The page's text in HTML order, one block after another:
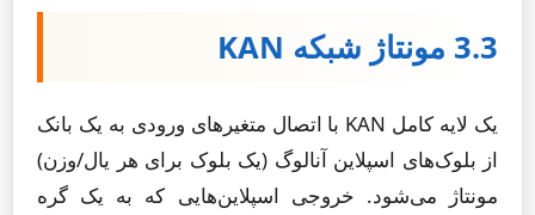
3.3 مونتاژ شبکه KAN
یک لایه کامل KAN با اتصال متغیرهای ورودی به یک بانک
از بلوک‌های اسپلاین آنالوگ (یک بلوک برای هر یال/وزن)
مونتاژ می‌شود. خروجی اسپلاین‌هایی که به یک گره